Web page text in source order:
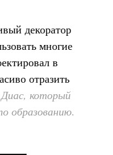
декоратор
многие
в
отразить
который
образованию.